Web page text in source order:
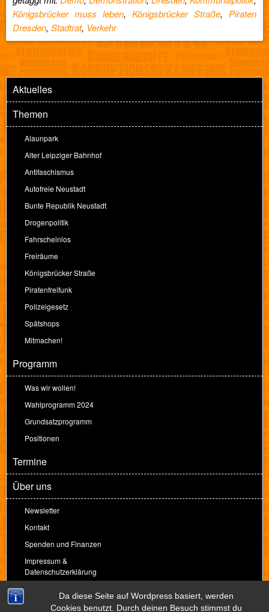
Da diese Seite auf Wordpress basiert, werden
Cookies benutzt. Durch deinen Besuch stimmst du
Königsbrücker muss leben, Königsbrücker Straße, Piraten
Dresden, Stadtrat, Verkehr
Aktuelles
Themen
Alaunpark
Alter Leipziger Bahnhof
Antifaschismus
Autofreie Neustadt
Bunte Republik Neustadt
Drogenpolitik
Fahrscheinlos
Freiräume
Königsbrücker Straße
Piratenfreifunk
Polizeigesetz
Spätshops
Mitmachen!
Programm
Was wir wollen!
Wahlprogramm 2024
Grundsatzprogramm
Positionen
Termine
Über uns
Newsletter
Kontakt
Spenden und Finanzen
Impressum &
Datenschutzerklärung
Spenden